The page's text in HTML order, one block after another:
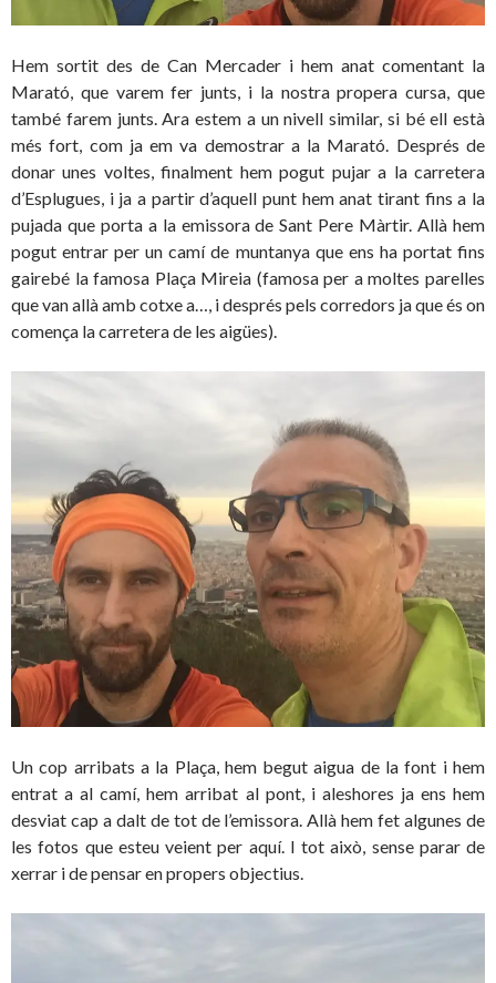
Hem sortit des de Can Mercader i hem anat comentant la
Marató, que varem fer junts, i la nostra propera cursa, que
també farem junts. Ara estem a un nivell similar, si bé ell està
més fort, com ja em va demostrar a la Marató. Després de
donar unes voltes, finalment hem pogut pujar a la carretera
d’Esplugues, i ja a partir d’aquell punt hem anat tirant fins a la
pujada que porta a la emissora de Sant Pere Màrtir. Allà hem
pogut entrar per un camí de muntanya que ens ha portat fins
gairebé la famosa Plaça Mireia (famosa per a moltes parelles
que van allà amb cotxe a…, i després pels corredors ja que és on
comença la carretera de les aigües).
Un cop arribats a la Plaça, hem begut aigua de la font i hem
entrat a al camí, hem arribat al pont, i aleshores ja ens hem
desviat cap a dalt de tot de l’emissora. Allà hem fet algunes de
les fotos que esteu veient per aquí. I tot això, sense parar de
xerrar i de pensar en propers objectius.